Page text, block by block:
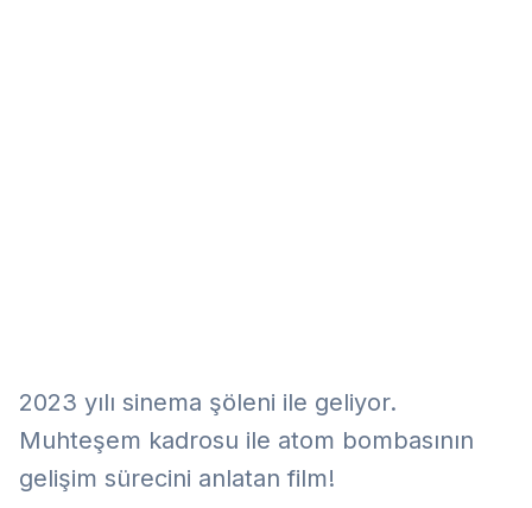
2023 yılı sinema şöleni ile geliyor.
Muhteşem kadrosu ile atom bombasının
gelişim sürecini anlatan film!